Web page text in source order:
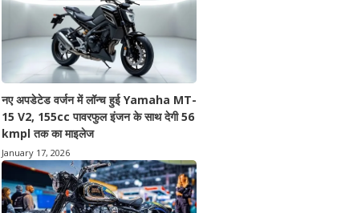
नए अपडेटेड वर्जन में लॉन्च हुई Yamaha MT-
15 V2, 155cc पावरफुल इंजन के साथ देगी 56
kmpl तक का माइलेज
January 17, 2026